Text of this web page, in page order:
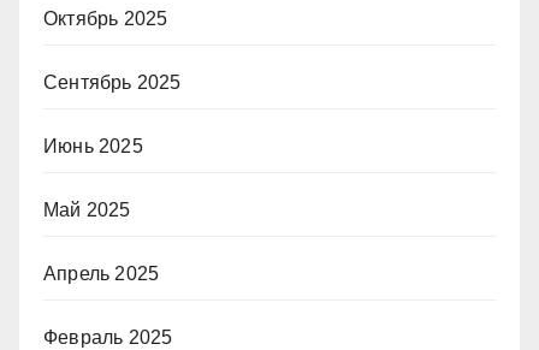
Октябрь 2025
Сентябрь 2025
Июнь 2025
Май 2025
Апрель 2025
Февраль 2025